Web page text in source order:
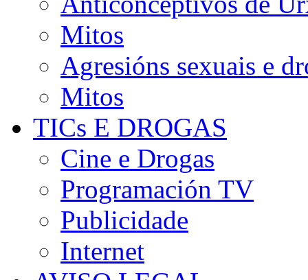
Mitos
Agresións sexuais e
Mitos
TICs E DROGAS
Cine e Drogas
Programación TV
Publicidade
Internet